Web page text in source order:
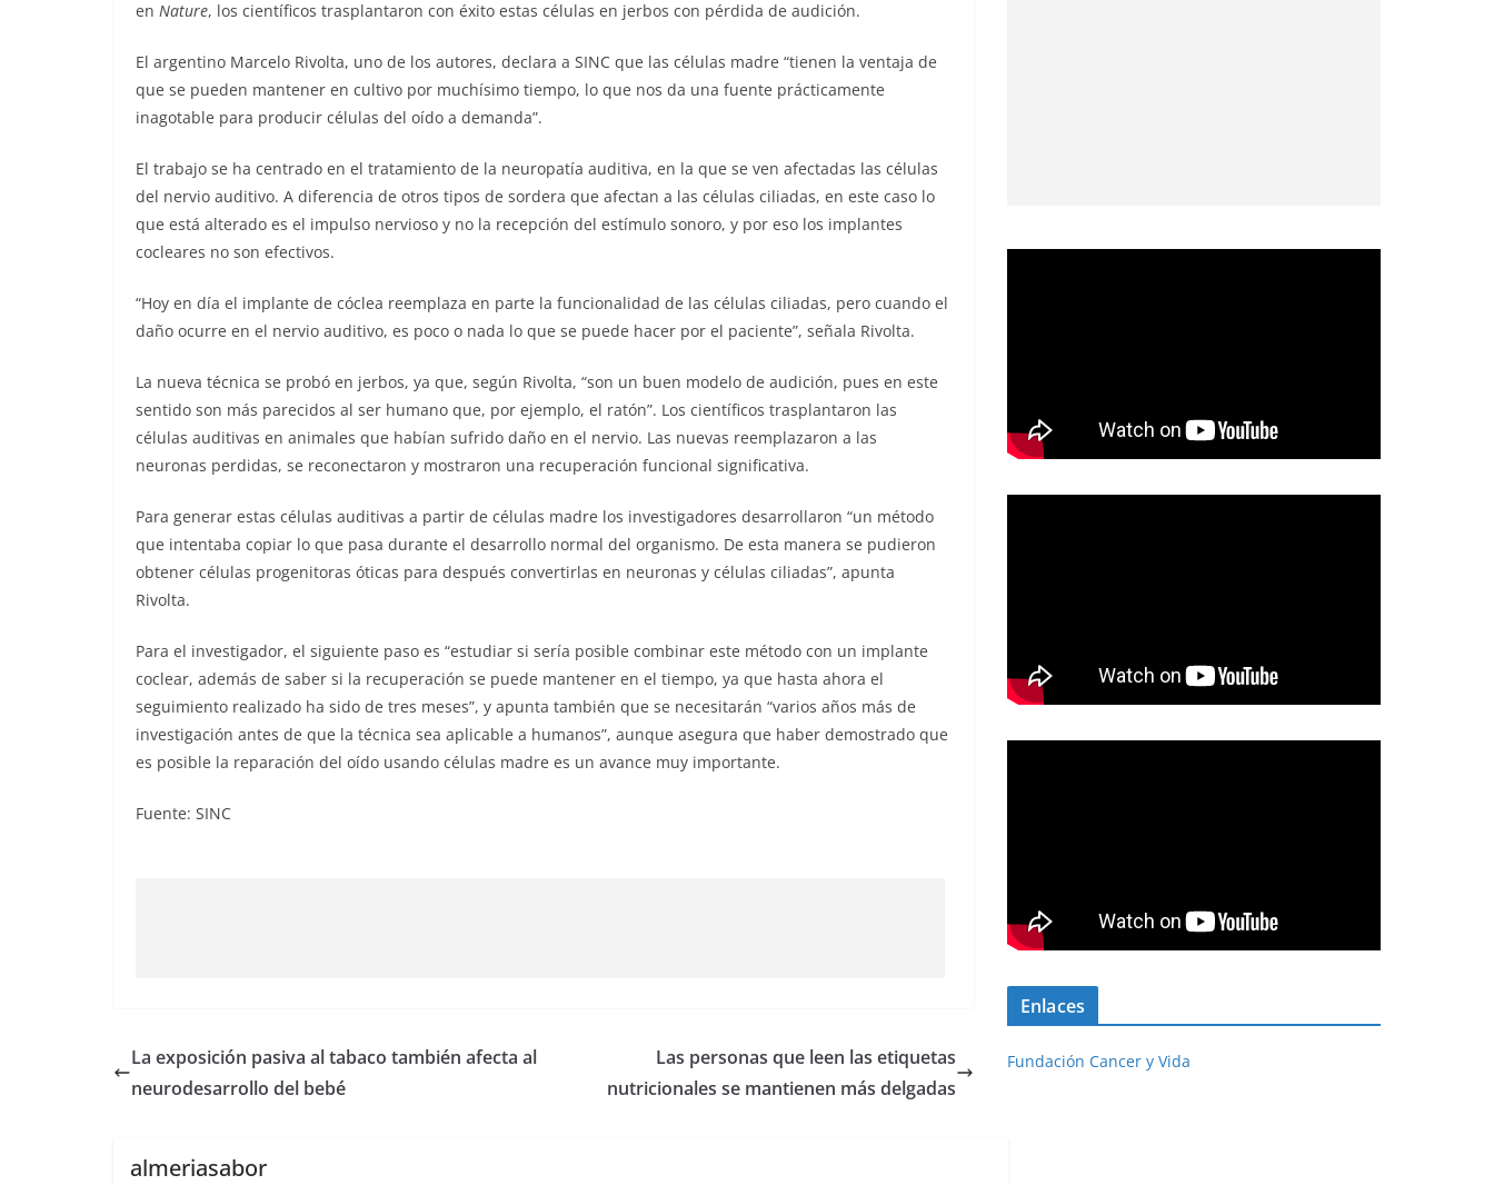
en Nature, los científicos trasplantaron con éxito estas células en jerbos con pérdida de audición.
El argentino Marcelo Rivolta, uno de los autores, declara a SINC que las células madre “tienen la ventaja de
que se pueden mantener en cultivo por muchísimo tiempo, lo que nos da una fuente prácticamente
inagotable para producir células del oído a demanda”.
El trabajo se ha centrado en el tratamiento de la neuropatía auditiva, en la que se ven afectadas las células
del nervio auditivo. A diferencia de otros tipos de sordera que afectan a las células ciliadas, en este caso lo
que está alterado es el impulso nervioso y no la recepción del estímulo sonoro, y por eso los implantes
cocleares no son efectivos.
“Hoy en día el implante de cóclea reemplaza en parte la funcionalidad de las células ciliadas, pero cuando el
daño ocurre en el nervio auditivo, es poco o nada lo que se puede hacer por el paciente”, señala Rivolta.
La nueva técnica se probó en jerbos, ya que, según Rivolta, “son un buen modelo de audición, pues en este
sentido son más parecidos al ser humano que, por ejemplo, el ratón”. Los científicos trasplantaron las
células auditivas en animales que habían sufrido daño en el nervio. Las nuevas reemplazaron a las
neuronas perdidas, se reconectaron y mostraron una recuperación funcional significativa.
Para generar estas células auditivas a partir de células madre los investigadores desarrollaron “un método
que intentaba copiar lo que pasa durante el desarrollo normal del organismo. De esta manera se pudieron
obtener células progenitoras óticas para después convertirlas en neuronas y células ciliadas”, apunta
Rivolta.
Para el investigador, el siguiente paso es “estudiar si sería posible combinar este método con un implante
coclear, además de saber si la recuperación se puede mantener en el tiempo, ya que hasta ahora el
seguimiento realizado ha sido de tres meses”, y apunta también que se necesitarán “varios años más de
investigación antes de que la técnica sea aplicable a humanos”, aunque asegura que haber demostrado que
es posible la reparación del oído usando células madre es un avance muy importante.
Fuente: SINC
La exposición pasiva al tabaco también afecta al
neurodesarrollo del bebé
Las personas que leen las etiquetas
nutricionales se mantienen más delgadas
almeriasabor
Enlaces
Fundación Cancer y Vida